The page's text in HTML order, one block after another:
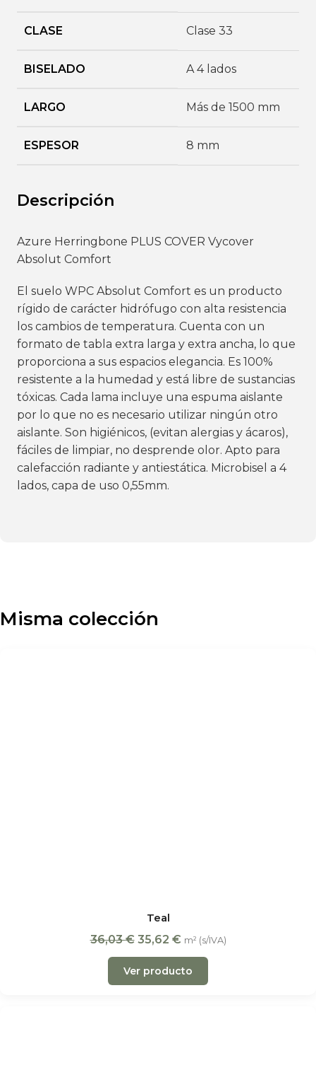
CLASE Clase 33
BISELADO A 4 lados
LARGO Más de 1500 mm
ESPESOR 8 mm
Descripción
Azure Herringbone PLUS COVER Vycover
Absolut Comfort
El suelo WPC Absolut Comfort es un producto
rígido de carácter hidrófugo con alta resistencia
los cambios de temperatura. Cuenta con un
formato de tabla extra larga y extra ancha, lo que
proporciona a sus espacios elegancia. Es 100%
resistente a la humedad y está libre de sustancias
tóxicas. Cada lama incluye una espuma aislante
por lo que no es necesario utilizar ningún otro
aislante. Son higiénicos, (evitan alergias y ácaros),
fáciles de limpiar, no desprende olor. Apto para
calefacción radiante y antiestática. Microbisel a 4
lados, capa de uso 0,55mm.
Misma colección
Teal
36,03€ 35,62 € m² (s/IVA)
Ver producto